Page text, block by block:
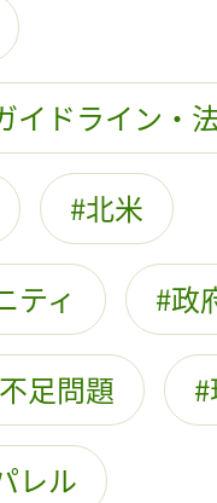
イドライン・
北米
ティ 政
足問題
レル